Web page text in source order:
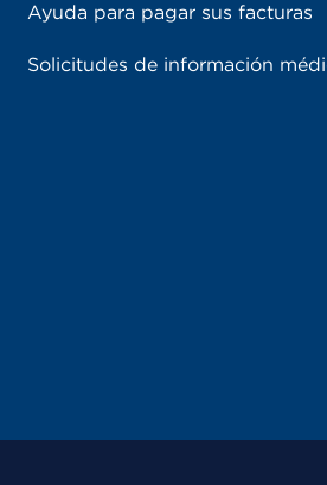
Ayuda para pagar sus facturas
Solicitudes de información